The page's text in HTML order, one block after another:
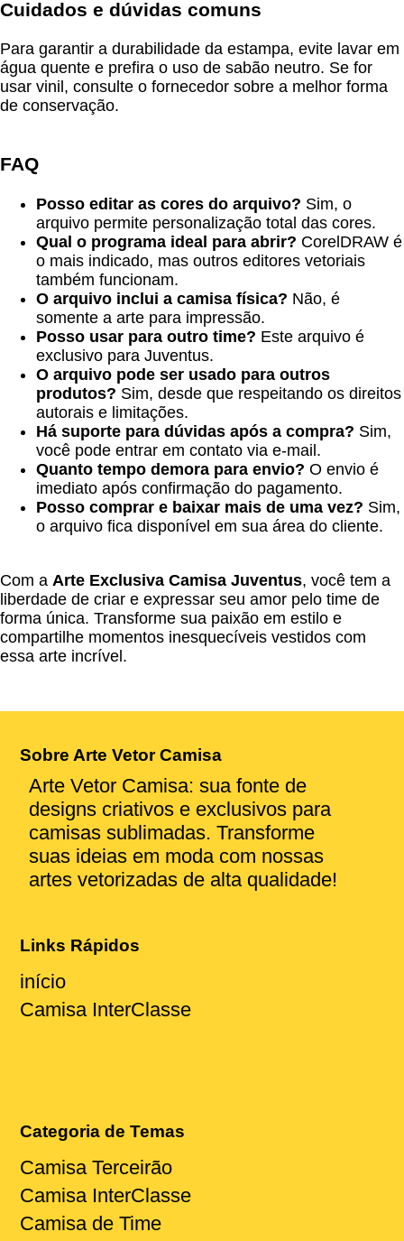
Cuidados e dúvidas comuns
Para garantir a durabilidade da estampa, evite lavar em
água quente e prefira o uso de sabão neutro. Se for
usar vinil, consulte o fornecedor sobre a melhor forma
de conservação.
FAQ
Posso editar as cores do arquivo? Sim, o
arquivo permite personalização total das cores.
Qual o programa ideal para abrir? CorelDRAW é
o mais indicado, mas outros editores vetoriais
também funcionam.
O arquivo inclui a camisa física? Não, é
somente a arte para impressão.
Posso usar para outro time? Este arquivo é
exclusivo para Juventus.
O arquivo pode ser usado para outros
produtos? Sim, desde que respeitando os direitos
autorais e limitações.
Há suporte para dúvidas após a compra? Sim,
você pode entrar em contato via e-mail.
Quanto tempo demora para envio? O envio é
imediato após confirmação do pagamento.
Posso comprar e baixar mais de uma vez? Sim,
o arquivo fica disponível em sua área do cliente.
Com a Arte Exclusiva Camisa Juventus, você tem a
liberdade de criar e expressar seu amor pelo time de
forma única. Transforme sua paixão em estilo e
compartilhe momentos inesquecíveis vestidos com
essa arte incrível.
Sobre Arte Vetor Camisa
Arte Vetor Camisa: sua fonte de
designs criativos e exclusivos para
camisas sublimadas. Transforme
suas ideias em moda com nossas
artes vetorizadas de alta qualidade!
Links Rápidos
início
Camisa InterClasse
Categoria de Temas
Camisa Terceirão
Camisa InterClasse
Camisa de Time